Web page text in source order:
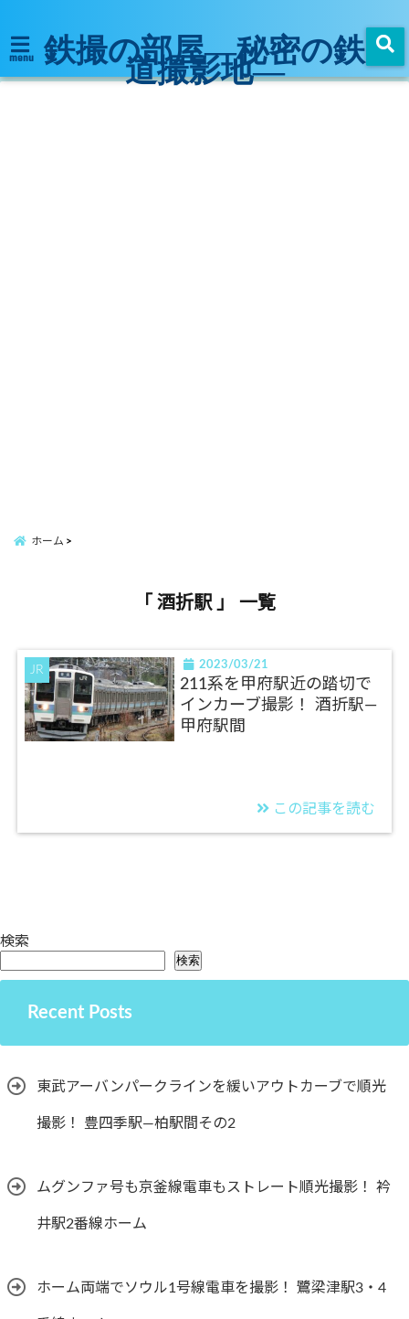
menu 鉄撮の部屋―秘密の鉄
道撮影地―
ホーム
「 酒折駅 」 一覧
JR 2023/03/21
211系を甲府駅近の踏切で
インカーブ撮影！ 酒折駅―
甲府駅間
この記事を読む
検索
検索
Recent Posts
東武アーバンパークラインを緩いアウトカーブで順光
撮影！ 豊四季駅―柏駅間その2
ムグンファ号も京釜線電車もストレート順光撮影！ 衿
井駅2番線ホーム
ホーム両端でソウル1号線電車を撮影！ 鷺梁津駅3・4